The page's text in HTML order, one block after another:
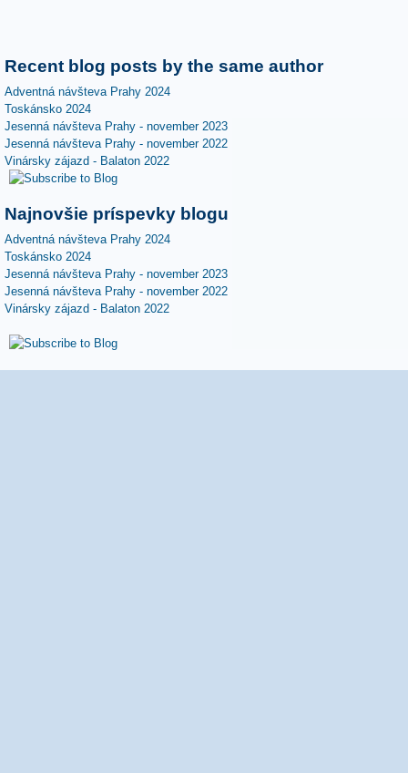
Recent blog posts by the same author
Adventná návšteva Prahy 2024
Toskánsko 2024
Jesenná návšteva Prahy - november 2023
Jesenná návšteva Prahy - november 2022
Vinársky zájazd - Balaton 2022
Najnovšie príspevky blogu
Adventná návšteva Prahy 2024
Toskánsko 2024
Jesenná návšteva Prahy - november 2023
Jesenná návšteva Prahy - november 2022
Vinársky zájazd - Balaton 2022